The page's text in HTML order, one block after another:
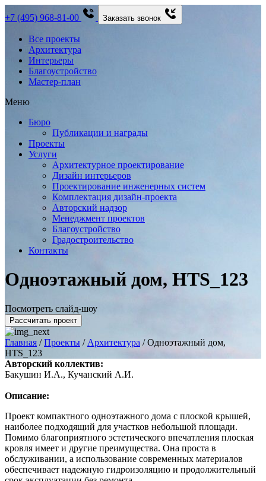
+7 (495) 968-81-00 Заказать звонок
Все проекты
Архитектура
Интерьеры
Благоустройство
Мастер-план
Меню
Бюро
Публикации и награды
Проекты
Услуги
Архитектурное проектирование
Дизайн интерьеров
Проектирование инженерных систем
Комплектация дизайн-проекта
Авторский надзор
Менеджмент проектов
Благоустройство
Градостроительство
Контакты
Одноэтажный дом, HTS_123
Посмотреть слайд-шоу
Рассчитать проект
Главная /Проекты / Архитектура /Одноэтажный дом,
HTS_123
Авторский коллектив:
Бакушин И.А., Кучанский А.И.
Описание:
Проект компактного одноэтажного дома с плоской крышей,
наиболее подходящий для участков небольшой площади.
Помимо благоприятного эстетического впечатления плоская
кровля имеет и другие преимущества. Она проста в
обслуживании, а использование современных материалов
обеспечивает надежную гидроизоляцию и продолжительный